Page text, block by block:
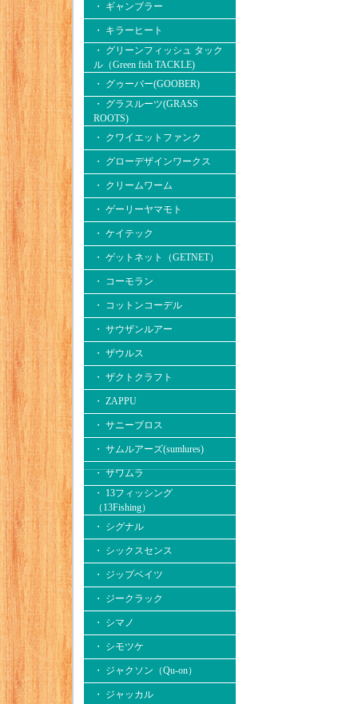
・ ギャンブラー
・ キラーヒート
・ グリーンフィッシュ タック
ル（Green fish TACKLE)
・ グゥーバー(GOOBER)
・ グラスルーツ(GRASS
ROOTS)
・ クワイエットファンク
・ グローデザインワークス
・ クリームワーム
・ ゲーリーヤマモト
・ ケイテック
・ ゲットネット（GETNET）
・ コーモラン
・ コットンコーデル
・ サウザンルアー
・ ザウルス
・ ザクトクラフト
・ ZAPPU
・ サニーブロス
・ サムルアーズ(sumlures)
・ サワムラ
・ 13フィッシング
（13Fishing）
・ シグナル
・ シックスセンス
・ ジップベイツ
・ ジークラック
・ シマノ
・ シモツケ
・ ジャクソン（Qu-on）
・ ジャッカル